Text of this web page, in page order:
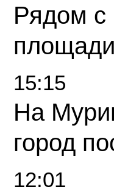
Рядом с
15:15
На
город
12:01